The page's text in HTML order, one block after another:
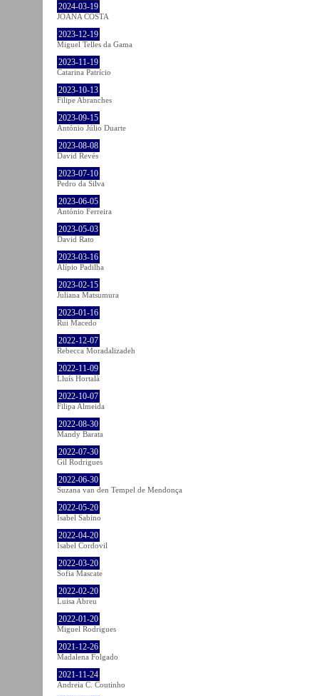
2024-03-19
JOANA COSTA
2023-12-19
Miguel Telles da Gama
2023-11-19
Catarina Patrício
2023-10-13
Filipe Abranches
2023-09-15
António Júlio Duarte
2023-08-08
David Revés
2023-07-10
Pedro da Silva
2023-06-05
António Ferreira
2023-05-03
David Rato
2023-03-16
Alípio Padilha
2023-02-15
Juliana Matsumura
2023-01-16
Rui Macedo
2022-12-07
Rebecca Moradalizadeh
2022-11-09
Lluís Hortalà
2022-10-07
Filipa Almeida
2022-08-30
Mandy Barata
2022-07-30
Gil Rodrigues
2022-06-30
Suzana van den Tempel de Mendonça
2022-05-20
Isabel Sabino
2022-04-20
Isabel Cordovil
2022-03-20
Sofia Mascate
2022-02-20
Luisa Abreu
2022-01-20
Miguel Rodrigues
2021-12-26
Madalena Folgado
2021-11-24
Andreia C. Coutinho